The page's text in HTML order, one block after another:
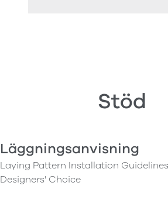
Stöd
Läggningsanvisning
Laying Pattern Installation
Designers' Choice